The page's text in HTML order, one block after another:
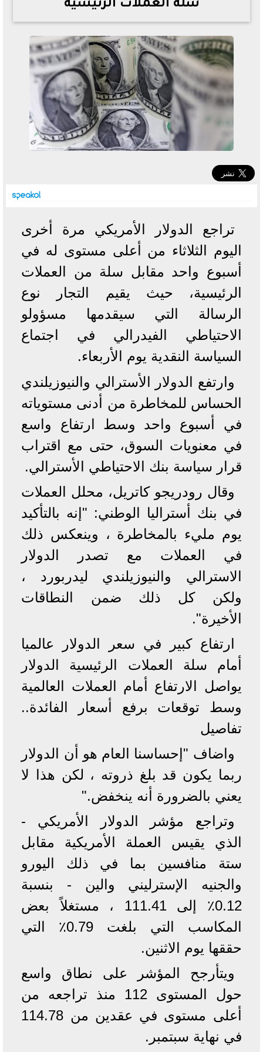
تصرف مثير من ميسي ونجوم الأرجنتين قبل مواجهة مصر
- 2026
تحسن حالة فضل شاكر الصحية وخروجه من المستشفى |
تفاصيل
أسعار الحديد والأسمنت اليوم الإثنين 6 - 7 - 2026
سلة العملات الرئيسية
تراجع الدولار الأمريكي مرة أخرى
اليوم الثلاثاء من أعلى مستوى له في
أسبوع واحد مقابل سلة من العملات
الرئيسية، حيث يقيم التجار نوع
الرسالة التي سيقدمها مسؤولو
الاحتياطي الفيدرالي في اجتماع
السياسة النقدية يوم الأربعاء.
وارتفع الدولار الأسترالي والنيوزيلندي
الحساس للمخاطرة من أدنى مستوياته
في أسبوع واحد وسط ارتفاع واسع
في معنويات السوق، حتى مع اقتراب
قرار سياسة بنك الاحتياطي الأسترالي.
وقال رودريجو كاتريل، محلل العملات
في بنك أستراليا الوطني: "إنه بالتأكيد
يوم مليء بالمخاطرة ، وينعكس ذلك
في العملات مع تصدر الدولار
الاسترالي والنيوزيلندي ليدربورد ،
ولكن كل ذلك ضمن النطاقات
الأخيرة".
ارتفاع كبير في سعر الدولار عالميا
أمام سلة العملات الرئيسية الدولار
يواصل الارتفاع أمام العملات العالمية
وسط توقعات برفع أسعار الفائدة..
تفاصيل
واضاف "إحساسنا العام هو أن الدولار
ربما يكون قد بلغ ذروته ، لكن هذا لا
يعني بالضرورة أنه ينخفض."
وتراجع مؤشر الدولار الأمريكي -
الذي يقيس العملة الأمريكية مقابل
ستة منافسين بما في ذلك اليورو
والجنيه الإسترليني والين - بنسبة
0.12٪ إلى 111.41 ، مستغلاً بعض
المكاسب التي بلغت 0.79٪ التي
حققها يوم الاثنين.
ويتأرجح المؤشر على نطاق واسع
حول المستوى 112 منذ تراجعه من
أعلى مستوى في عقدين من 114.78
في نهاية سبتمبر.